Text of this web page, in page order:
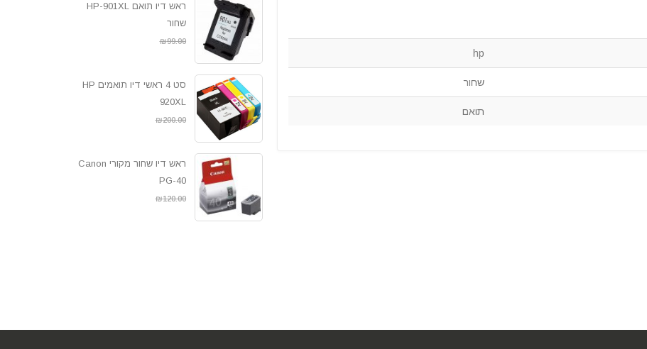
hp
שחור
תואם
ראש דיו תואם HP-901XL
שחור
₪99.00
סט 4 ראשי דיו תואמים HP
920XL
₪200.00
ראש דיו שחור מקורי Canon
PG-40
₪120.00